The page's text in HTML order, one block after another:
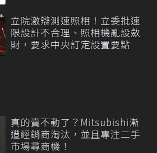
立院激辯測速照相！立委批速
限設計不合理、照相機亂設斂
財，要求中央訂定設置要點
真的賣不動了？Mitsubishi漸
遭經銷商淘汰，並且專注二手
市場尋商機！